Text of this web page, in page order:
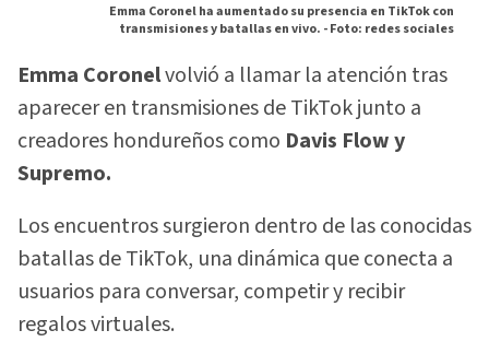
Emma Coronel ha aumentado su presencia en TikTok con
transmisiones y batallas en vivo. -Foto: redes sociales
Emma Coronelvolvió a llamar la atención tras
aparecer en transmisiones de TikTok junto a
creadores hondureños como Davis Flow y
Supremo.
Los encuentros surgieron dentro de las conocidas
batallas de TikTok, una dinámica que conecta a
usuarios para conversar, competir y recibir
regalos virtuales.